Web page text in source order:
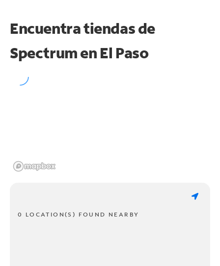
Encuentra tiendas de
Spectrum en El Paso
0 LOCATION(S) FOUND NEARBY